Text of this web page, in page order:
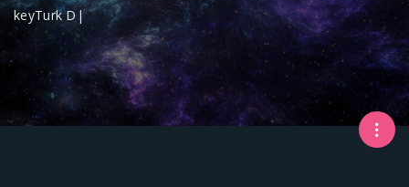
keyTurk Diji|